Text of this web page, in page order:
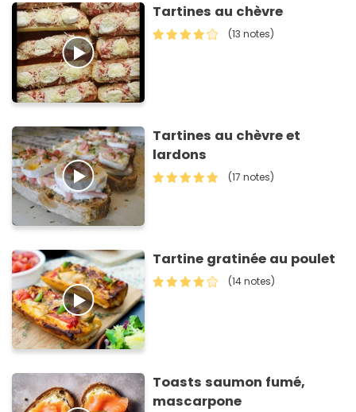
Tartines au chèvre
(13 notes)
Tartines au chèvre et
lardons
(17 notes)
Tartine gratinée au poulet
(14 notes)
Toasts saumon fumé,
mascarpone